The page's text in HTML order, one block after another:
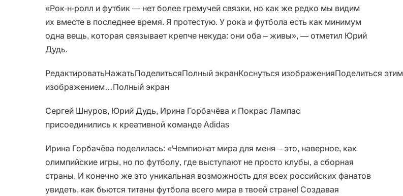
«Рок-н-ролл и футбик — нет более гремучей связки, но как же редко мы видим
их вместе в последнее время. Я протестую. У рока и футбола есть как минимум
одна вещь, которая связывает крепче некуда: они оба – живы», — отметил Юрий
Дудь.
РедактироватьНажатьПоделитьсяПолный экранКоснуться изображенияПоделиться этим
изображением…Полный экран
Сергей Шнуров, Юрий Дудь, Ирина Горбачёва и Покрас Лампас
присоединились к креативной команде Adidas
Ирина Горбачёва поделилась: «Чемпионат мира для меня – это, наверное, как
олимпийские игры, но по футболу, где выступают не просто клубы, а сборная
страны. И конечно же это уникальная возможность для всех российских фанатов
увидеть, как бьются титаны футбола всего мира в твоей стране! Создавая